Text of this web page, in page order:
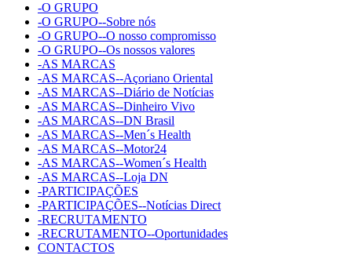
-O GRUPO
-O GRUPO--Sobre nós
-O GRUPO--O nosso compromisso
-O GRUPO--Os nossos valores
-AS MARCAS
-AS MARCAS--Açoriano Oriental
-AS MARCAS--Diário de Notícias
-AS MARCAS--Dinheiro Vivo
-AS MARCAS--DN Brasil
-AS MARCAS--Men´s Health
-AS MARCAS--Motor24
-AS MARCAS--Women´s Health
-AS MARCAS--Loja DN
-PARTICIPAÇÕES
-PARTICIPAÇÕES--Notícias Direct
-RECRUTAMENTO
-RECRUTAMENTO--Oportunidades
CONTACTOS